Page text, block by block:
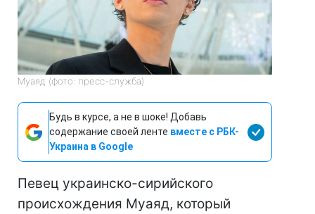
Муаяд (фото: пресс-служба)
Будь в курсе, а не в шоке! Добавь
содержание своей ленте вместе с РБК-
Украина в Google
Певец украинско-сирийского
происхождения Муаяд, который